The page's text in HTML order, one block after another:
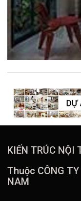
KIẾN TRÚC NỘI
Thuộc CÔNG
NAM